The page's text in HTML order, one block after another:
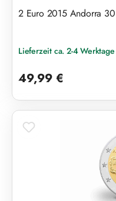
2 Euro 2015 Andorra
Lieferzeit ca. 2-4 Werktage
49,99 €